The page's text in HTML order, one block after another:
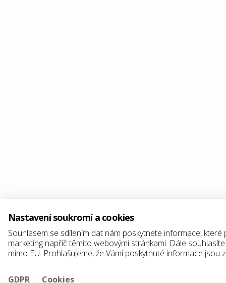
Nastavení soukromí a cookies
Souhlasem se sdílením dat nám poskytnete informace,
marketing napříč těmito webovými stránkami. Dále
mimo EU. Prohlašujeme, že Vámi poskytnuté informace jsou
GDPR Cookies